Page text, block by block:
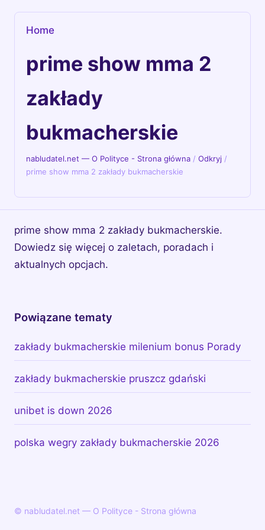
Home
prime show mma 2
zakłady
bukmacherskie
nabludatel.net — O Polityce - Strona główna /Odkryj /
prime show mma 2 zakłady bukmacherskie
prime show mma 2 zakłady bukmacherskie.
Dowiedz się więcej o zaletach, poradach i
aktualnych opcjach.
Powiązane tematy
zakłady bukmacherskie milenium bonus Porady
zakłady bukmacherskie pruszcz gdański
unibet is down 2026
polska wegry zakłady bukmacherskie 2026
© nabludatel.net — O Polityce - Strona główna